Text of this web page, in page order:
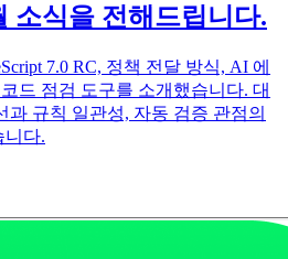
소식을 전해드립니다.
7.0 RC, 정책 전달 방식, AI 에
드 점검 도구를 소개했습니다. 대
과 규칙 일관성, 자동 검증 관점의
니다.